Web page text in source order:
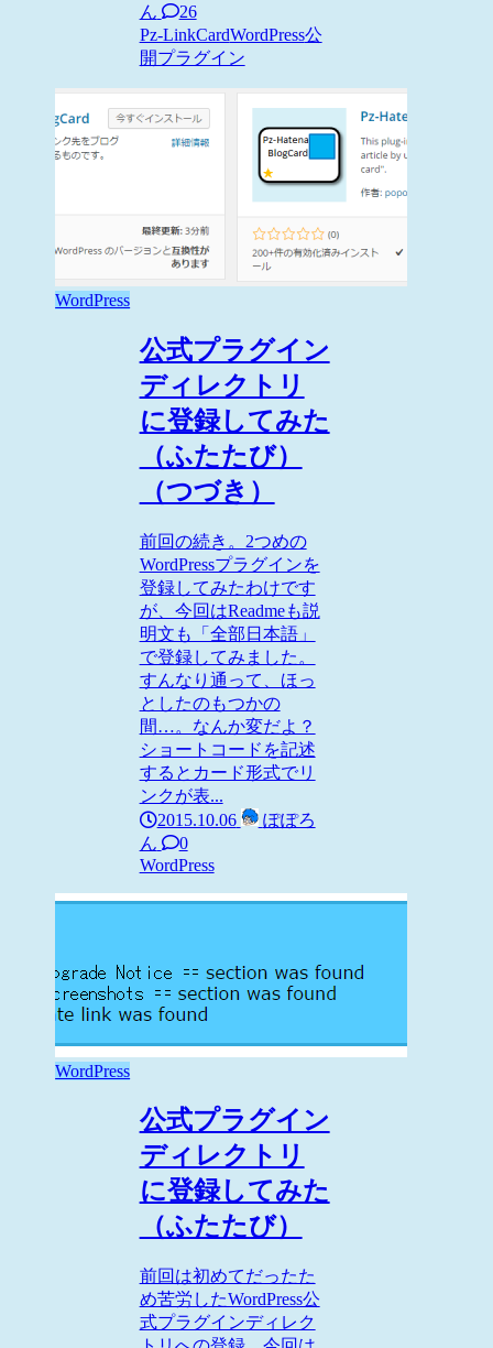
ん
26
Pz-LinkCardWordPress公
開プラグイン
WordPress
公式プラグイン
ディレクトリ
に登録してみた
（ふたたび）
（つづき）
前回の続き。2つめの
WordPressプラグインを
登録してみたわけです
が、今回はReadmeも説
明文も「全部日本語」
で登録してみました。
すんなり通って、ほっ
としたのもつかの
間…。なんか変だよ？
ショートコードを記述
するとカード形式でリ
ンクが表...
2015.10.06
ぽぽろ
ん
0
WordPress
WordPress
公式プラグイン
ディレクトリ
に登録してみた
（ふたたび）
前回は初めてだったた
め苦労したWordPress公
式プラグインディレク